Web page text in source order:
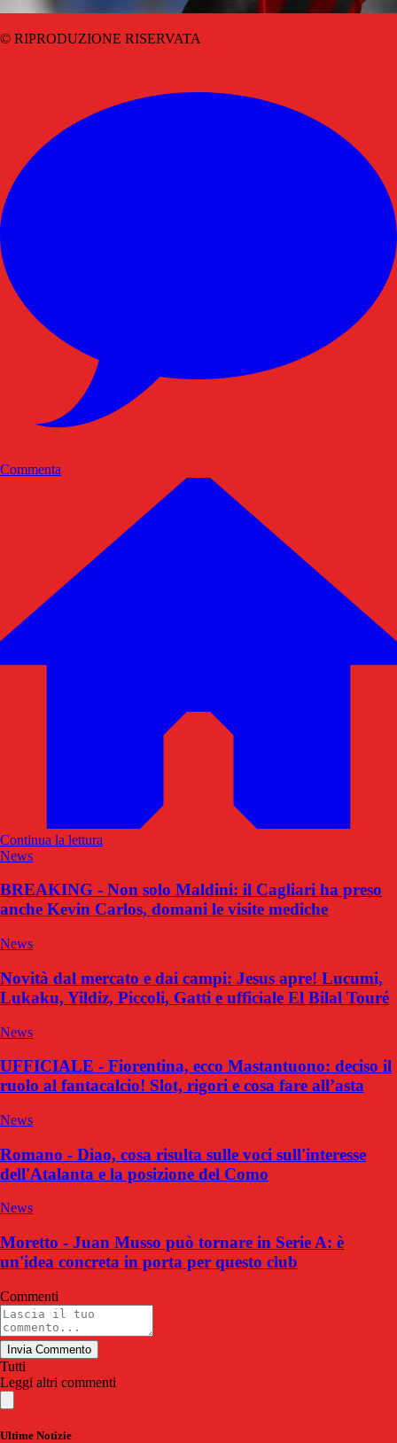
© RIPRODUZIONE RISERVATA
Commenta
Continua la lettura
News
BREAKING - Non solo Maldini: il Cagliari ha preso
anche Kevin Carlos, domani le visite mediche
News
Novità dal mercato e dai campi: Jesus apre! Lucumi,
Lukaku, Yildiz, Piccoli, Gatti e ufficiale El Bilal Touré
News
UFFICIALE - Fiorentina, ecco Mastantuono: deciso il
ruolo al fantacalcio! Slot, rigori e cosa fare all’asta
News
Romano - Diao, cosa risulta sulle voci sull'interesse
dell'Atalanta e la posizione del Como
News
Moretto - Juan Musso può tornare in Serie A: è
un'idea concreta in porta per questo club
Commenti
Invia Commento
Tutti
Leggi altri commenti
Ultime Notizie